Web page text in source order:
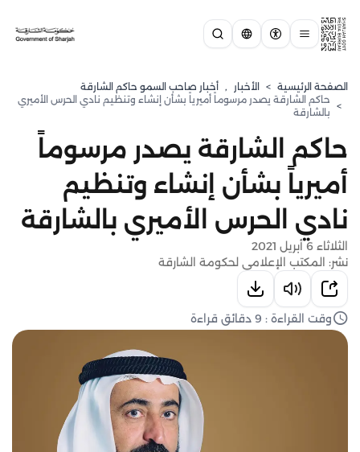
الصفحة الرئيسية > الأخبار , أخبار صاحب السمو حاكم الشارقة
>
حاكم الشارقة يصدر مرسوماً أميرياً بشأن إنشاء وتنظيم نادي الحرس الأميري
بالشارقة
حاكم الشارقة يصدر مرسوماً
أميرياً بشأن إنشاء وتنظيم
نادي الحرس الأميري بالشارقة
الثلاثاء 6 أبريل 2021
نشر: المكتب الإعلامي لحكومة الشارقة
وقت القراءة : 9 دقائق قراءة